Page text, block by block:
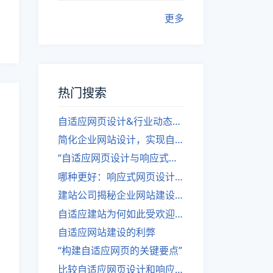
更多
热门搜索
自适应网页设计&行业动态，关注建站。
简化企业网站设计，实现自适应设计的方法
“自适应网页设计与响应式网站建设的异同”
哪种更好：响应式网页设计还是自适应网站？
建站公司揭秘企业网站建设核心原则
自适应建站为何如此受欢迎？
自适应网站建设的利弊
“构建自适应网页的关键要点”
比较自适应网页设计和响应式网站的差异